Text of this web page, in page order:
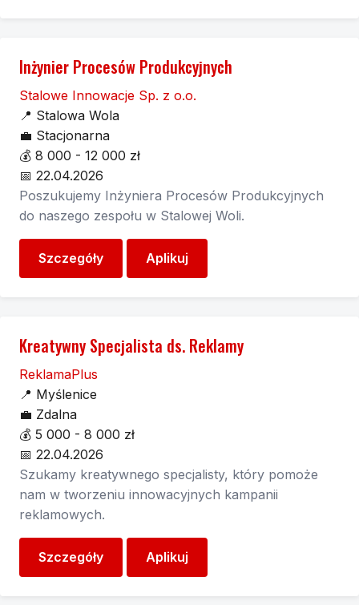
Inżynier Procesów Produkcyjnych
Stalowe Innowacje Sp. z o.o.
📍 Stalowa Wola
💼 Stacjonarna
💰 8 000 - 12 000 zł
📅 22.04.2026
Poszukujemy Inżyniera Procesów Produkcyjnych
do naszego zespołu w Stalowej Woli.
Szczegóły Aplikuj
Kreatywny Specjalista ds. Reklamy
ReklamaPlus
📍 Myślenice
💼 Zdalna
💰 5 000 - 8 000 zł
📅 22.04.2026
Szukamy kreatywnego specjalisty, który pomoże
nam w tworzeniu innowacyjnych kampanii
reklamowych.
Szczegóły Aplikuj